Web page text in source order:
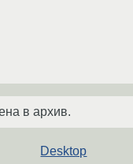
в архив.
Desktop